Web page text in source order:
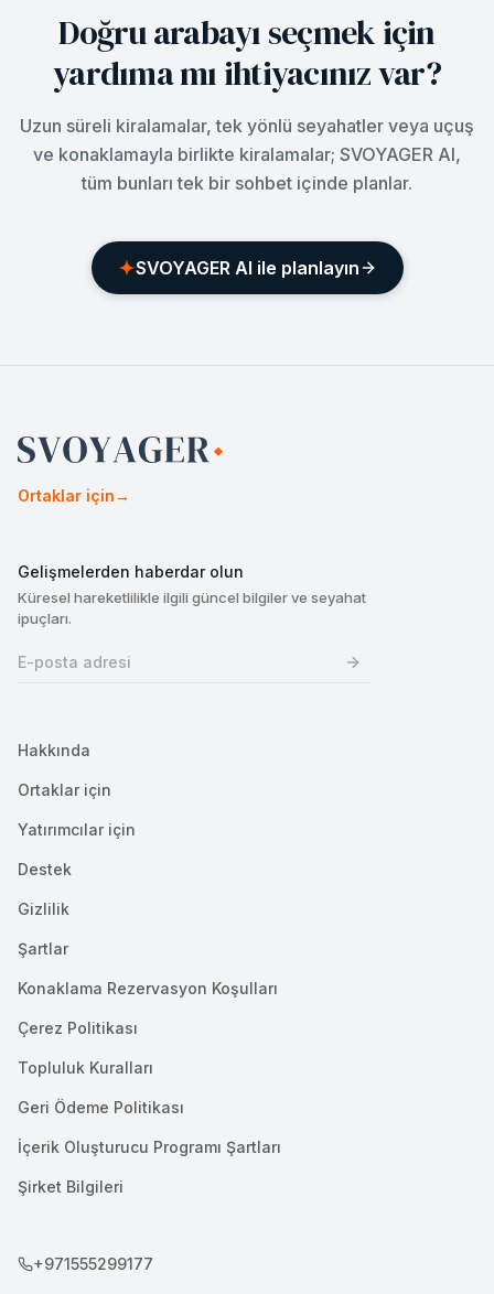
Doğru arabayı seçmek için
yardıma mı ihtiyacınız var?
Uzun süreli kiralamalar, tek yönlü seyahatler veya uçuş
ve konaklamayla birlikte kiralamalar; SVOYAGER AI,
tüm bunları tek bir sohbet içinde planlar.
SVOYAGER AI ile planlayın
Ortaklar için→
Gelişmelerden haberdar olun
Küresel hareketlilikle ilgili güncel bilgiler ve seyahat
ipuçları.
Hakkında
Ortaklar için
Yatırımcılar için
Destek
Gizlilik
Şartlar
Konaklama Rezervasyon Koşulları
Çerez Politikası
Topluluk Kuralları
Geri Ödeme Politikası
İçerik Oluşturucu Programı Şartları
Şirket Bilgileri
+971555299177